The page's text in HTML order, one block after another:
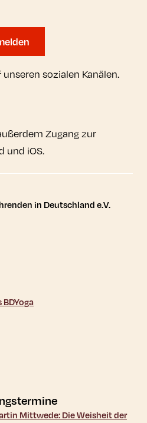
sozialen Kanälen.
Zugang zur
und iOS.
weitere Links
in Deutschland e.V.
Mittwede: Die Weisheit der